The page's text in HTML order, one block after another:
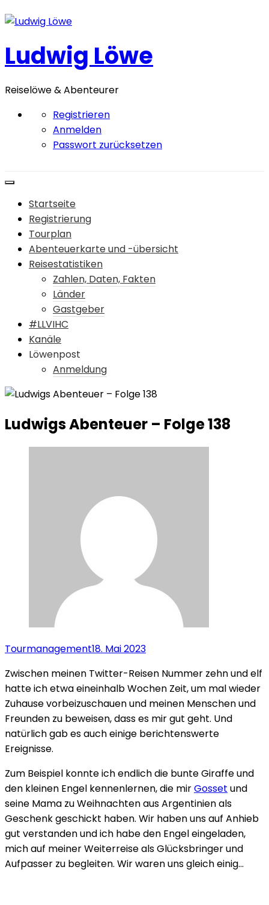
Zum
Inhalt
Ludwig Löwe
Reiselöwe & Abenteurer
Registrieren
Anmelden
Passwort zurücksetzen
Startseite
Registrierung
Tourplan
Abenteuerkarte und -übersicht
Reisestatistiken
Zahlen, Daten, Fakten
Länder
Gastgeber
#LLVIHC
Kanäle
Löwenpost
Anmeldung
Ludwigs Abenteuer – Folge 138
Tourmanagement18. Mai 2023
Zwischen meinen Twitter-Reisen Nummer zehn und elf
hatte ich etwa eineinhalb Wochen Zeit, um mal wieder
Zuhause vorbeizuschauen und meinen Menschen und
Freunden zu beweisen, dass es mir gut geht. Und
natürlich gab es auch einige berichtenswerte
Ereignisse.
Zum Beispiel konnte ich endlich die bunte Giraffe und
den kleinen Engel kennenlernen, die mirGosset und
seine Mama zu Weihnachten aus Argentinien als
Geschenk geschickt haben. Wir haben uns auf Anhieb
gut verstanden und ich habe den Engel eingeladen,
mich auf meiner Weiterreise als Glücksbringer und
Aufpasser zu begleiten. Wir waren uns gleich einig…